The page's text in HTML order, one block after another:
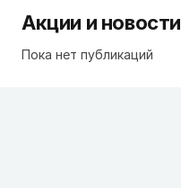
Акции и новости
Пока нет публикаций